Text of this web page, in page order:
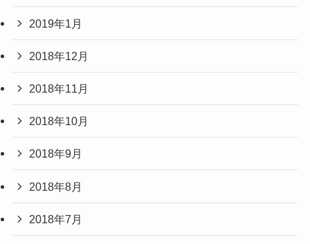
2019年1月
2018年12月
2018年11月
2018年10月
2018年9月
2018年8月
2018年7月